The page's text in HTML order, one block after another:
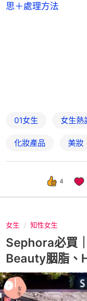
思＋處理方法
01女生 女生熱
化妝產品 美妝
4
女生 知性女生
Sephora必買
Beauty胭脂、